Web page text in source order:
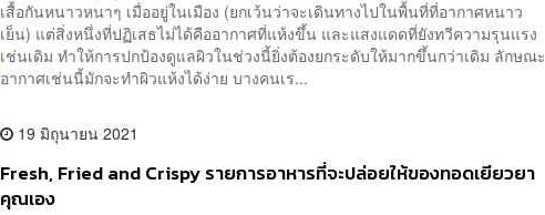
เสื้อกันหนาวหนาๆ เมื่ออยู่ในเมือง (ยกเว้นว่าจะเดินทางไปในพื้นที่ที่อากาศหนาว
เย็น) แต่สิ่งหนึ่งที่ปฏิเสธไม่ได้คืออากาศที่แห้งขึ้น และแสงแดดที่ยังทวีความรุนแรง
เช่นเดิม ทำให้การปกป้องดูแลผิวในช่วงนี้ยิ่งต้องยกระดับให้มากขึ้นกว่าเดิม ลักษณะ
อากาศเช่นนี้มักจะทำผิวแห้งได้ง่าย บางคนเร...
19 มิถุนายน 2021
Fresh, Fried and Crispy รายการอาหารที่จะปล่อยให้ของทอดเยียวยา
คุณเอง